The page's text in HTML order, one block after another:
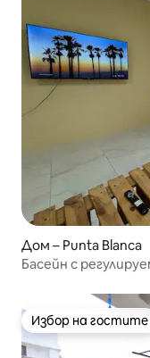
Дом – Punta Blanca
Басейн с
Избор на гостите
Избор на гостите